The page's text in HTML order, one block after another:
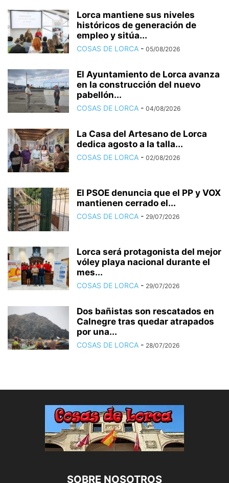
Lorca mantiene sus niveles
históricos de generación de
empleo y sitúa...
COSAS DE LORCA - 05/08/2026
El Ayuntamiento de Lorca avanza
en la construcción del nuevo
pabellón...
COSAS DE LORCA - 04/08/2026
La Casa del Artesano de Lorca
dedica agosto a la talla...
COSAS DE LORCA - 02/08/2026
El PSOE denuncia que el PP y VOX
mantienen cerrado el...
COSAS DE LORCA - 29/07/2026
Lorca será protagonista del mejor
vóley playa nacional durante el
mes...
COSAS DE LORCA - 29/07/2026
Dos bañistas son rescatados en
Calnegre tras quedar atrapados
por una...
COSAS DE LORCA - 28/07/2026
SOBRE NOSOTROS